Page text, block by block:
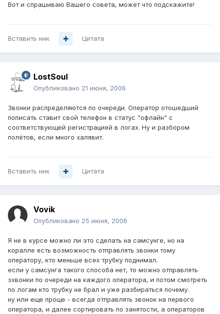
Вот и спрашиваю Вашего совета, может что подскажите!
Вставить ник Цитата
LostSoul
Опубликовано 21 июня, 2006
Звонки распределяются по очереди. Оператор отошедший
пописать ставит свой телефон в статус "офлайн" с
соответствующей регистрацией в логах. Ну и разбором
полётов, если много халявит.
Вставить ник Цитата
Vovik
Опубликовано 25 июня, 2006
Я не в курсе можно ли это сделать на самсунге, но на
коралле есть возможность отправлять звонки тому
оператору, кто меньше всех трубку поднимал.
если у самсунга такого способа нет, то можно отправлять
зхвонки по очереди на каждого оператора, и потом смотреть
по логам кто трубку не брал и уже разбираться почему.
ну или еще проще - всегда отправлять звонок на первого
оператора, и далее сортировать по занятости, а операторов